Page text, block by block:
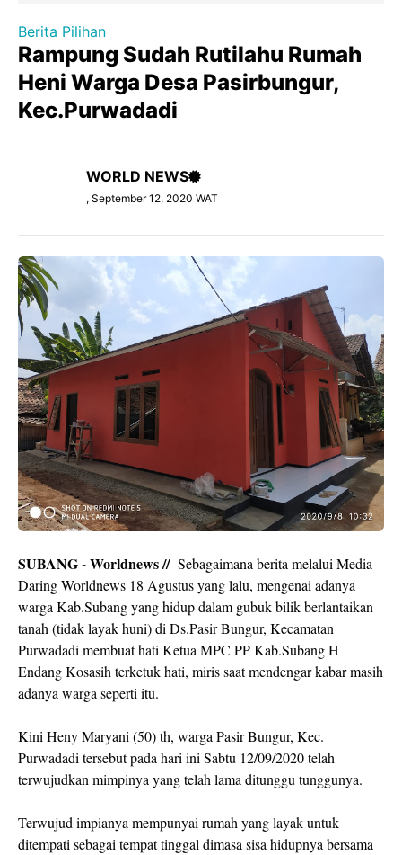
Berita Pilihan
Rampung Sudah Rutilahu Rumah
Heni Warga Desa Pasirbungur,
Kec.Purwadadi
WORLD NEWS
, September 12, 2020 WAT
SUBANG - Worldnews // Sebagaimana berita melalui Media
Daring Worldnews 18 Agustus yang lalu, mengenai adanya
warga Kab.Subang yang hidup dalam gubuk bilik berlantaikan
tanah (tidak layak huni) di Ds.Pasir Bungur, Kecamatan
Purwadadi membuat hati Ketua MPC PP Kab.Subang H
Endang Kosasih terketuk hati, miris saat mendengar kabar masih
adanya warga seperti itu.
Kini Heny Maryani (50) th, warga Pasir Bungur, Kec.
Purwadadi tersebut pada hari ini Sabtu 12/09/2020 telah
terwujudkan mimpinya yang telah lama ditunggu tunggunya.
Terwujud impianya mempunyai rumah yang layak untuk
ditempati sebagai tempat tinggal dimasa sisa hidupnya bersama